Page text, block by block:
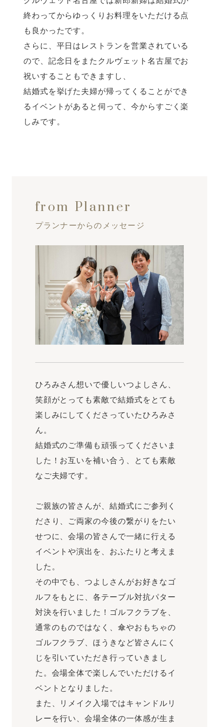
終わってからゆっくりお料理をいただける点
も良かったです。
さらに、平日はレストランを営業されている
ので、記念日をまたクルヴェット名古屋でお
祝いすることもできますし、
結婚式を挙げた夫婦が帰ってくることができ
るイベントがあると伺って、今からすごく楽
しみです。
from Planner
プランナーからのメッセージ
ひろみさん想いで優しいつよしさん、
笑顔がとっても素敵で結婚式をとても
楽しみにしてくださっていたひろみさ
ん。
結婚式のご準備も頑張ってくださいま
した！お互いを補い合う、とても素敵
なご夫婦です。
ご親族の皆さんが、結婚式にご参列く
ださり、ご両家の今後の繋がりをたい
せつに、会場の皆さんで一緒に行える
イベントや演出を、おふたりと考えま
した。
その中でも、つよしさんがお好きなゴ
ルフをもとに、各テーブル対抗パター
対決を行いました！ゴルフクラブを、
通常のものではなく、傘やおもちゃの
ゴルフクラブ、ほうきなど皆さんにく
じを引いていただき行っていきまし
た。会場全体で楽しんでいただけるイ
ベントとなりました。
また、リメイク入場ではキャンドルリ
レーを行い、会場全体の一体感が生ま